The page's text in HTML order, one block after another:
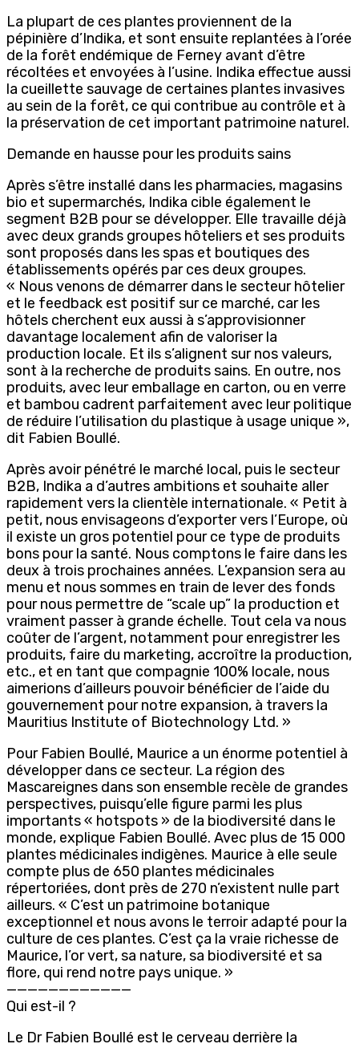
La plupart de ces plantes proviennent de la
pépinière d’Indika, et sont ensuite replantées à l’orée
de la forêt endémique de Ferney avant d’être
récoltées et envoyées à l’usine. Indika effectue aussi
la cueillette sauvage de certaines plantes invasives
au sein de la forêt, ce qui contribue au contrôle et à
la préservation de cet important patrimoine naturel.
Demande en hausse pour les produits sains
Après s’être installé dans les pharmacies, magasins
bio et supermarchés, Indika cible également le
segment B2B pour se développer. Elle travaille déjà
avec deux grands groupes hôteliers et ses produits
sont proposés dans les spas et boutiques des
établissements opérés par ces deux groupes.
« Nous venons de démarrer dans le secteur hôtelier
et le feedback est positif sur ce marché, car les
hôtels cherchent eux aussi à s’approvisionner
davantage localement afin de valoriser la
production locale. Et ils s’alignent sur nos valeurs,
sont à la recherche de produits sains. En outre, nos
produits, avec leur emballage en carton, ou en verre
et bambou cadrent parfaitement avec leur politique
de réduire l’utilisation du plastique à usage unique »,
dit Fabien Boullé.
Après avoir pénétré le marché local, puis le secteur
B2B, Indika a d’autres ambitions et souhaite aller
rapidement vers la clientèle internationale. « Petit à
petit, nous envisageons d’exporter vers l’Europe, où
il existe un gros potentiel pour ce type de produits
bons pour la santé. Nous comptons le faire dans les
deux à trois prochaines années. L’expansion sera au
menu et nous sommes en train de lever des fonds
pour nous permettre de “scale up” la production et
vraiment passer à grande échelle. Tout cela va nous
coûter de l’argent, notamment pour enregistrer les
produits, faire du marketing, accroître la production,
etc., et en tant que compagnie 100% locale, nous
aimerions d’ailleurs pouvoir bénéficier de l’aide du
gouvernement pour notre expansion, à travers la
Mauritius Institute of Biotechnology Ltd. »
Pour Fabien Boullé, Maurice a un énorme potentiel à
développer dans ce secteur. La région des
Mascareignes dans son ensemble recèle de grandes
perspectives, puisqu’elle figure parmi les plus
importants « hotspots » de la biodiversité dans le
monde, explique Fabien Boullé. Avec plus de 15 000
plantes médicinales indigènes. Maurice à elle seule
compte plus de 650 plantes médicinales
répertoriées, dont près de 270 n’existent nulle part
ailleurs. « C’est un patrimoine botanique
exceptionnel et nous avons le terroir adapté pour la
culture de ces plantes. C’est ça la vraie richesse de
Maurice, l’or vert, sa nature, sa biodiversité et sa
flore, qui rend notre pays unique. »
————————————
Qui est-il ?
Le Dr Fabien Boullé est le cerveau derrière la